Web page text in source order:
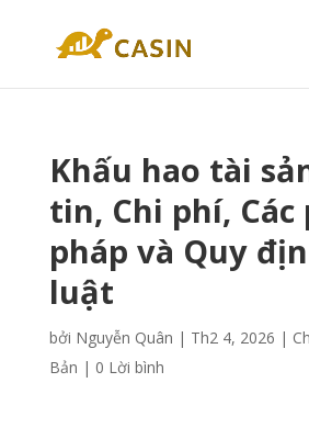
Khấu hao tài
tin, Chi phí,
pháp và Quy
luật
bởi Nguyễn Quân | Th2 4, 2026 |
Bản | 0 Lời bình